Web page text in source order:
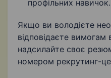
профільних навичок.
Якщо ви володієте
відповідаєте вимогам
надсилайте своє
номером рекрутинг-